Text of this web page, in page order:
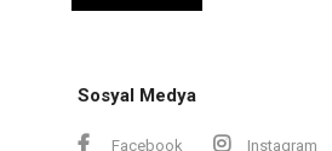
Sosyal Medya
Facebook Instagram